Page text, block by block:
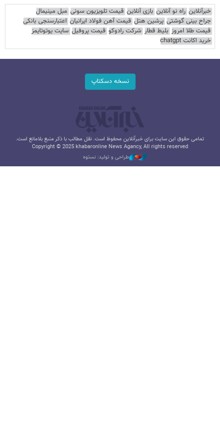
خبرآنلاین راه نو آنلاین بازی آنلاین قیمت تلویزیون سونی مبل مینیمال
جراح بینی گوشتی پرشین هتل قیمت آهن فولاد ایرانیان اعتبارسنجی بانکی
قیمت طلا امروز بلیط قطار شرکت رادوکو قیمت پروفیل سایت یوتوتایمز
خرید اکانت chatgpt
نسخه دسکتاپ
تمامی حقوق این سایت برای خبرآنلاین محفوظ است. نقل مطالب با ذکر منبع بلامانع است.
Copyright © 2025 khabaronline News Agancy, All rights reserved
طراحی و تولید: نستوه